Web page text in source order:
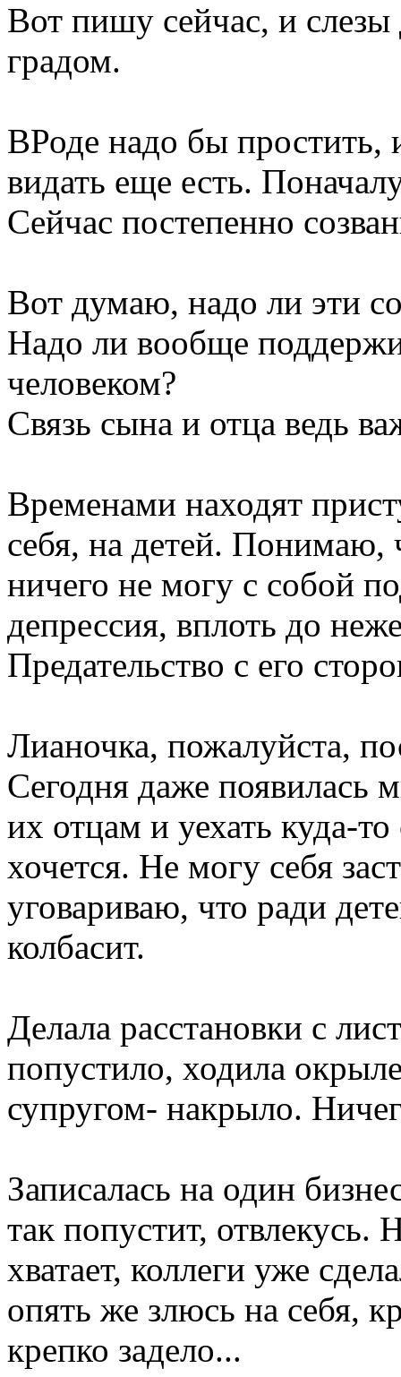
Вот пишу сейчас, и слезы
градом.
ВРоде надо бы простить,
видать еще есть.
Сейчас постепенно
Вот думаю, надо ли эти
Надо ли вообще
человеком?
Связь сына и отца ведь
Временами находят
себя, на детей. Понимаю,
ничего не могу с собой
депрессия, вплоть до
Предательство с его
Лианочка, пожалуйста,
Сегодня даже появилась
их отцам и уехать куда-
хочется. Не могу себя
уговариваю, что ради
колбасит.
Делала расстановки с
попустило, ходила
супругом- накрыло.
Записалась на один
так попустит, отвлекусь.
хватает, коллеги уже
опять же злюсь на себя,
крепко задело...